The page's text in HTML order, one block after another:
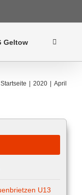
Geltow
Startseite 2020 April
U13